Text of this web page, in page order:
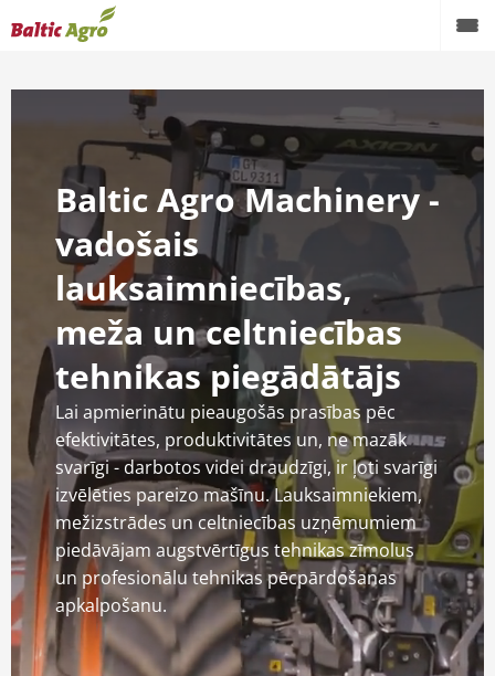
Baltic Agro Machinery -
vadošais
lauksaimniecības,
meža un celtniecības
tehnikas piegādātājs
Lai apmierinātu pieaugošās prasības pēc
efektivitātes, produktivitātes un, ne mazāk
svarīgi - darbotos videi draudzīgi, ir ļoti svarīgi
izvēlēties pareizo mašīnu. Lauksaimniekiem,
mežizstrādes un celtniecības uzņēmumiem
piedāvājam augstvērtīgus tehnikas zīmolus
un profesionālu tehnikas pēcpārdošanas
apkalpošanu.